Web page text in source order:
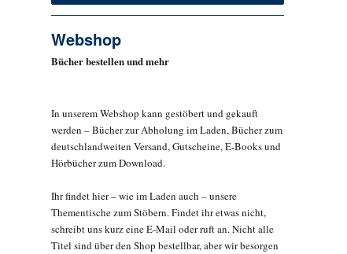
Webshop
Bücher bestellen und mehr
In unserem Webshop kann gestöbert und gekauft
werden – Bücher zur Abholung im Laden, Bücher zum
deutschlandweiten Versand, Gutscheine, E-Books und
Hörbücher zum Download.
Ihr findet hier – wie im Laden auch – unsere
Thementische zum Stöbern. Findet ihr etwas nicht,
schreibt uns kurz eine E-Mail oder ruft an. Nicht alle
Titel sind über den Shop bestellbar, aber wir besorgen